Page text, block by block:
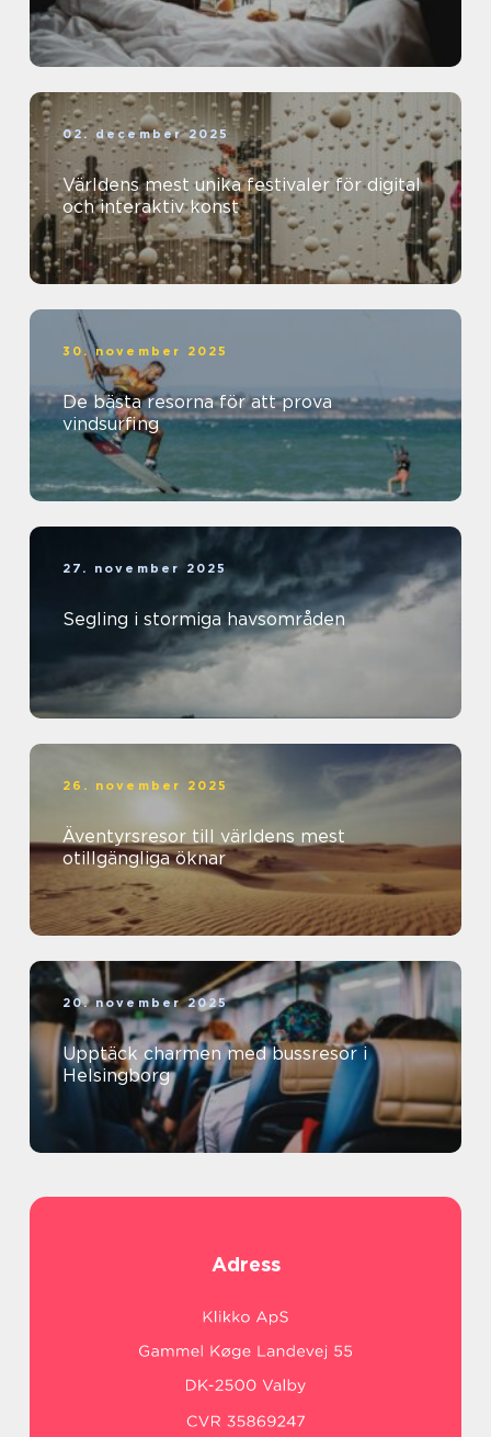
02. december 2025
Världens mest unika festivaler för digital
och interaktiv konst
30. november 2025
De bästa resorna för att prova
vindsurfing
27. november 2025
Segling i stormiga havsområden
26. november 2025
Äventyrsresor till världens mest
otillgängliga öknar
20. november 2025
Upptäck charmen med bussresor i
Helsingborg
Adress